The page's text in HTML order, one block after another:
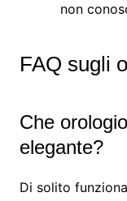
non
FAQ sugli
Che
elegante?
Di solito